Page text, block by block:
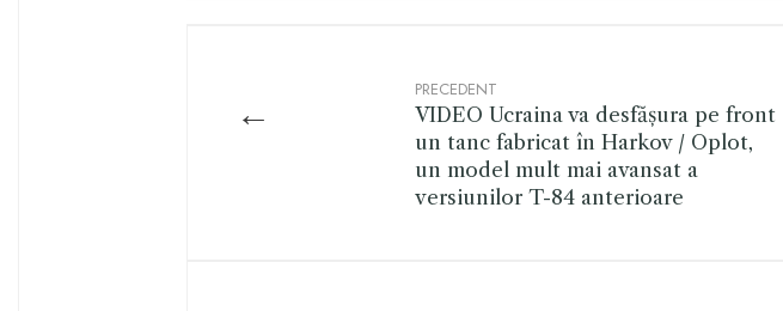
←
PRECEDENT
VIDEO Ucraina va desfășura pe front
un tanc fabricat în Harkov / Oplot,
un model mult mai avansat a
versiunilor T-84 anterioare